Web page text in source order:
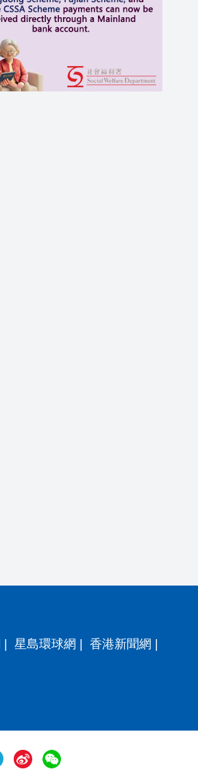
星島環球網 香港新聞網